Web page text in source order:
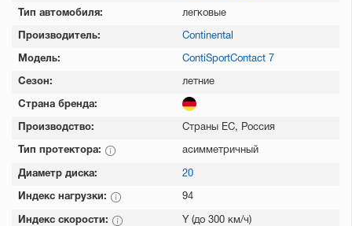
Тип автомобиля: легковые
Производитель: Continental
Модель: ContiSportContact 7
Сезон: летние
Страна бренда:
Производство: Страны ЕС, Россия
Тип протектора: асимметричный
Диаметр диска: 20
Индекс нагрузки: 94
Индекс скорости: Y (до 300 км/ч)